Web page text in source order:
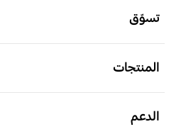
تسوّق
المنتجات
الدعم